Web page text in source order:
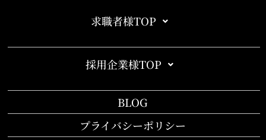
求職者様TOP
採用企業様TOP
BLOG
プライバシーポリシー